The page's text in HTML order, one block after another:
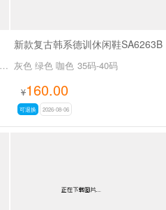
新款复古韩系德训休闲鞋SA6263B
灰色 绿色 咖色 35码-40码
¥160.00
可退换 2026-08-06